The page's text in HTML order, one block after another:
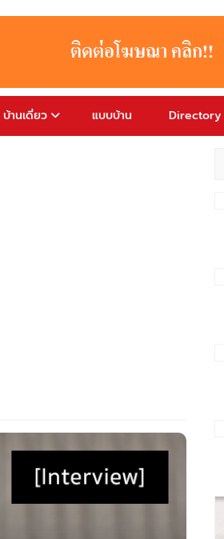
บ้านเดี่ยว แบบบ้าน Directory